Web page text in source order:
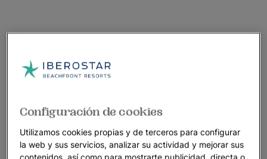
Configuración de cookies
Utilizamos cookies propias y de terceros para configurar
la web y sus servicios, analizar su actividad y mejorar sus